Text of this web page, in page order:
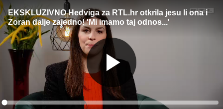
EKSKLUZIVNO Hedviga za RTL.hr otkrila jesu li ona i
Zoran dalje zajedno! 'Mi imamo taj odnos...'
Gledaj
Loaded: